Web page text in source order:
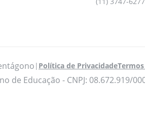
| Política de Privacidade
de Educação - CNPJ: 08.672.919/